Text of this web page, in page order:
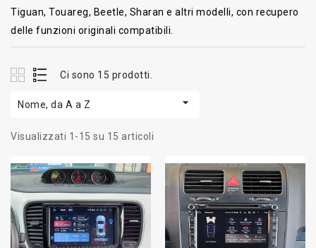
Tiguan, Touareg, Beetle, Sharan e altri modelli, con recupero
delle funzioni originali compatibili.
Ci sono 15 prodotti.
Nome, da A a Z 
Visualizzati 1-15 su 15 articoli